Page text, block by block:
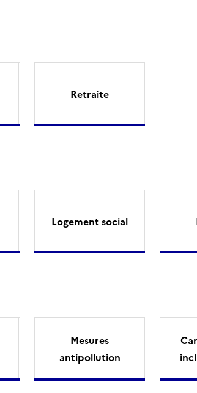
Retraite
Logement social
Mesures
antipollution